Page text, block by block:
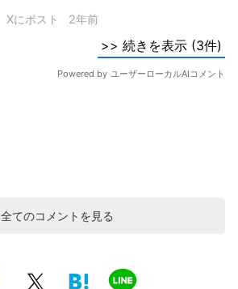
全てのコメントを見る